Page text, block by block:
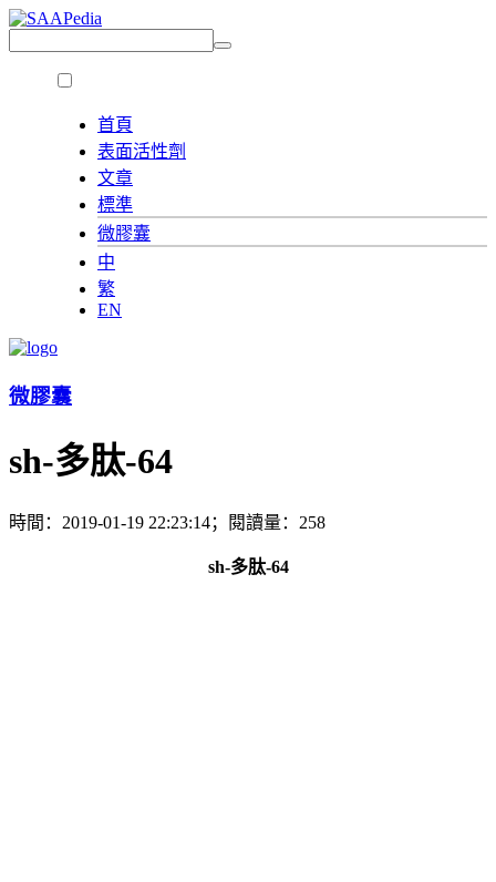
首頁
表面活性劑
文章
標準
微膠囊
中
繁
EN
微膠囊
sh-多肽-64
時間：2019-01-19 22:23:14；閱讀量：258
sh-多肽-64